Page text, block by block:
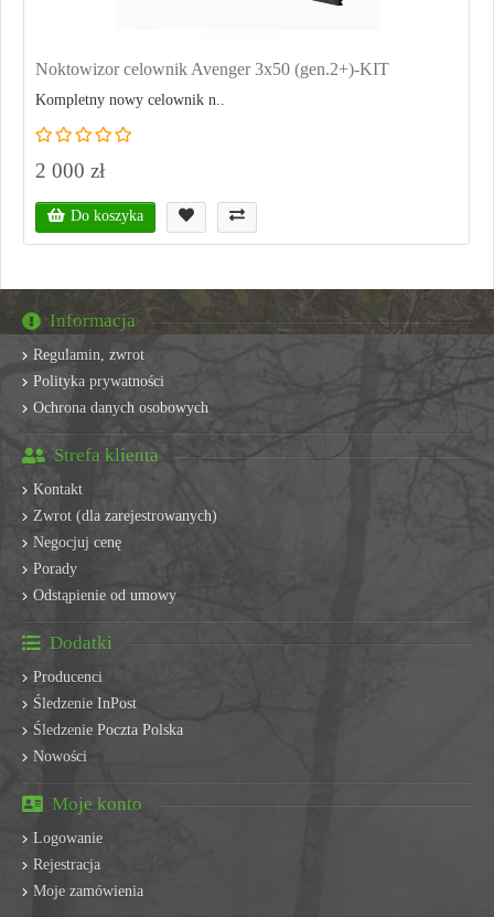
Noktowizor celownik Avenger 3x50 (gen.2+)-KIT
Kompletny nowy celownik n..
2 000 zł
Do koszyka
Informacja
Regulamin, zwrot
Polityka prywatności
Ochrona danych osobowych
Strefa klienta
Kontakt
Zwrot (dla zarejestrowanych)
Negocjuj cenę
Porady
Odstąpienie od umowy
Dodatki
Producenci
Śledzenie InPost
Śledzenie Poczta Polska
Nowości
Moje konto
Logowanie
Rejestracja
Moje zamówienia